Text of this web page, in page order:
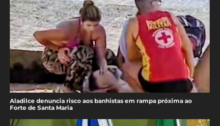
Aladilce denuncia risco aos banhistas em rampa próxima ao
Forte de Santa Maria